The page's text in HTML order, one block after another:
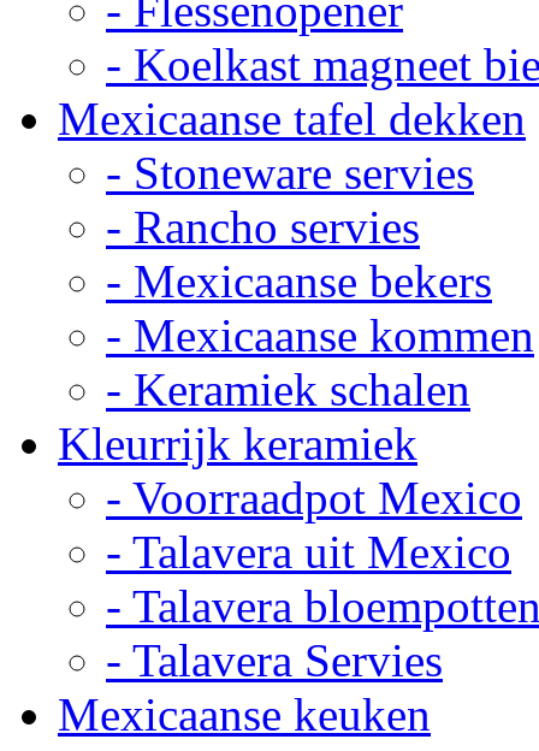
- Koelkast magneet
Mexicaanse tafel dekken
- Stoneware servies
- Rancho servies
- Mexicaanse bekers
- Mexicaanse kommen
- Keramiek schalen
Kleurrijk keramiek
- Voorraadpot Mexico
- Talavera uit Mexico
- Talavera
- Talavera Servies
Mexicaanse keuken